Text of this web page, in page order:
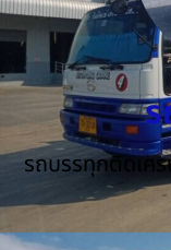
รถบรรทุกติดเคร